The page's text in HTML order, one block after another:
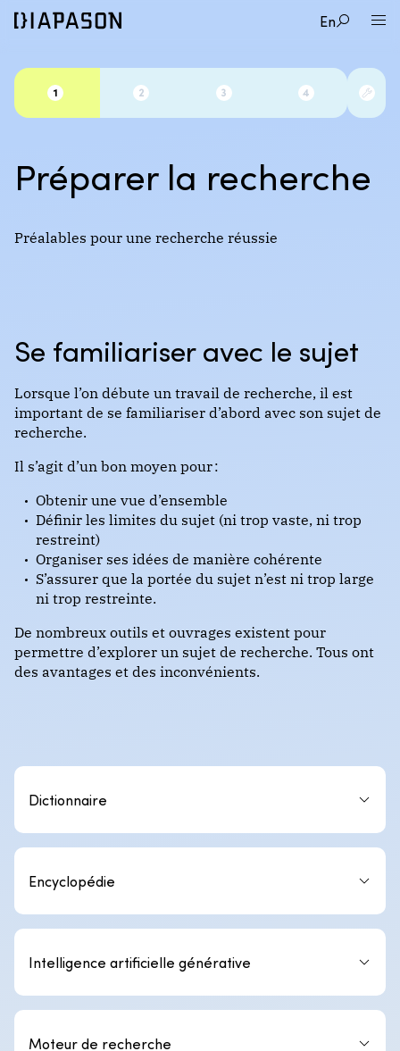
En
Préparer la recherche
Préalables pour une recherche réussie
Se familiariser avec le sujet
Lorsque l’on débute un travail de recherche, il est
important de se familiariser d’abord avec son sujet de
recherche.
Il s’agit d’un bon moyen pour :
Obtenir une vue d’ensemble
Définir les limites du sujet (ni trop vaste, ni trop
restreint)
Organiser ses idées de manière cohérente
S’assurer que la portée du sujet n’est ni trop large
ni trop restreinte.
De nombreux outils et ouvrages existent pour
permettre d’explorer un sujet de recherche. Tous ont
des avantages et des inconvénients.
Dictionnaire
Encyclopédie
Intelligence artificielle générative
Moteur de recherche